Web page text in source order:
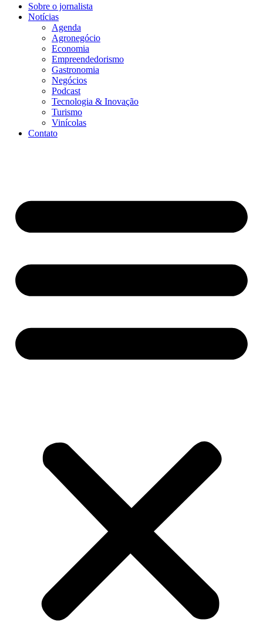
Sobre o jornalista
Notícias
Agenda
Agronegócio
Economia
Empreendedorismo
Gastronomia
Negócios
Podcast
Tecnologia & Inovação
Turismo
Vinícolas
Contato